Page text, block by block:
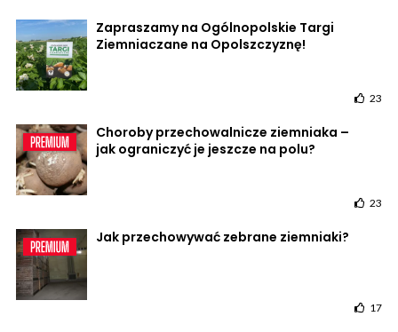
Zapraszamy na Ogólnopolskie Targi
Ziemniaczane na Opolszczyznę!
23
Choroby przechowalnicze ziemniaka –
jak ograniczyć je jeszcze na polu?
23
Jak przechowywać zebrane ziemniaki?
17